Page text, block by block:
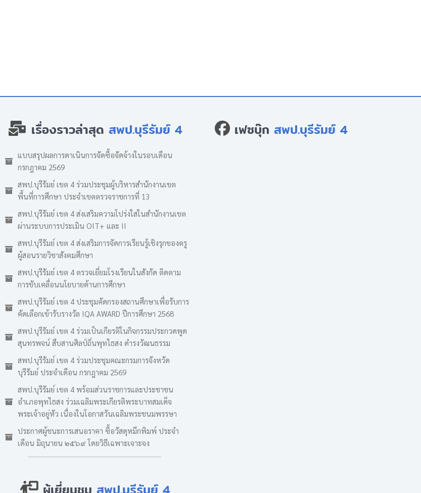
เรื่องราวล่าสุด สพป.บุรีรัมย์ 4
แบบสรุปผลการดาเนินการจัดซื้อจัดจ้างในรอบเดือน
กรกฎาคม 2569
สพป.บุรีรัมย์ เขต 4 ร่วมประชุมผู้บริหารสำนักงานเขต
พื้นที่การศึกษา ประจำเขตตรวจราชการที่ 13
สพป.บุรีรัมย์ เขต 4 ส่งเสริมความโปร่งใสในสำนักงานเขต
ผ่านระบบการประเมิน OIT+ และ II
สพป.บุรีรัมย์ เขต 4 ส่งเสริมการจัดการเรียนรู้เชิงรุกของครู
ผู้สอนรายวิชาสังคมศึกษา
สพป.บุรีรัมย์ เขต 4 ตรวจเยี่ยมโรงเรียนในสังกัด ติดตาม
การขับเคลื่อนนโยบายด้านการศึกษา
สพป.บุรีรัมย์ เขต 4 ประชุมคัดกรองสถานศึกษาเพื่อรับการ
คัดเลือกเข้ารับรางวัล IQA AWARD ปีการศึกษา 2568
สพป.บุรีรัมย์ เขต 4 ร่วมเป็นเกียรติในกิจกรรมประกวดพูด
สุนทรพจน์ สืบสานศิลป์ถิ่นพุทไธสง ดำรงวัฒนธรรม
สพป.บุรีรัมย์ เขต 4 ร่วมประชุมคณะกรมการจังหวัด
บุรีรัมย์ ประจำเดือน กรกฎาคม 2569
สพป.บุรีรัมย์ เขต 4 พร้อมส่วนราชการและประชาชน
อำเภอพุทไธสง ร่วมเฉลิมพระเกียรติพระบาทสมเด็จ
พระเจ้าอยู่หัว เนื่องในโอกาสวันเฉลิมพระชนมพรรษา
ประกาศผู้ชนะการเสนอราคา ซื้อวัสดุหมึกพิมพ์ ประจำ
เดือน มิถุนายน ๒๕๖๙ โดยวิธีเฉพาะเจาะจง
เฟซบุ๊ก สพป.บุรีรัมย์ 4